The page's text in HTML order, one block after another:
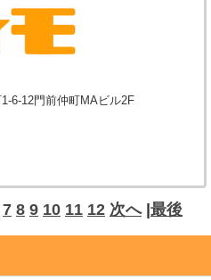
6-12門前仲町MAビル2F
7 8 9 10 11 12 次へ| 最後